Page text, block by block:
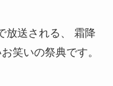
放送される、 霜降
笑いの祭典です。